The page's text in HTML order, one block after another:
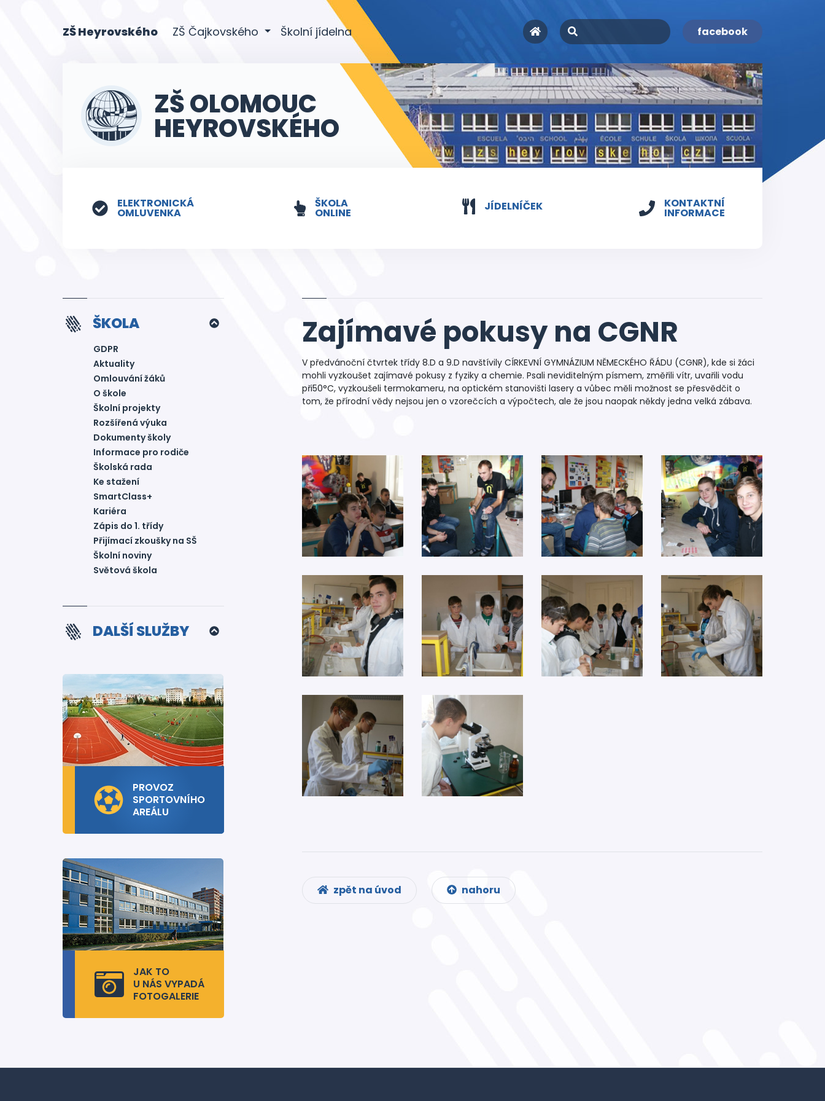
ZŠ Heyrovského(current)
ZŠ Čajkovského Školní jídelna facebook
ZŠ OLOMOUC
HEYROVSKÉHO
ELEKTRONICKÁ
OMLUVENKA
ŠKOLA
ONLINE JÍDELNÍČEK KONTAKTNÍ
INFORMACE
ŠKOLA
GDPR
Aktuality
Omlouvání žáků
O škole
Školní projekty
Rozšířená výuka
Dokumenty školy
Informace pro rodiče
Školská rada
Ke stažení
SmartClass+
Kariéra
Zápis do 1. třídy
Přijímací zkoušky na SŠ
Školní noviny
Světová škola
DALŠÍ SLUŽBY
PROVOZ
SPORTOVNÍHO
AREÁLU
JAK TO
U NÁS VYPADÁ
FOTOGALERIE
Zajímavé pokusy na CGNR
V předvánoční čtvrtek třídy 8.D a 9.D navštívily CÍRKEVNÍ GYMNÁZIUM NĚMECKÉHO ŘÁDU (CGNR), kde si žáci
mohli vyzkoušet zajímavé pokusy z fyziky a chemie. Psali neviditelným písmem, změřili vítr, uvařili vodu
při50°C, vyzkoušeli termokameru, na optickém stanovišti lasery a vůbec měli možnost se přesvědčit o
tom, že přírodní vědy nejsou jen o vzorečcích a výpočtech, ale že jsou naopak někdy jedna velká zábava.
zpět na úvod nahoru